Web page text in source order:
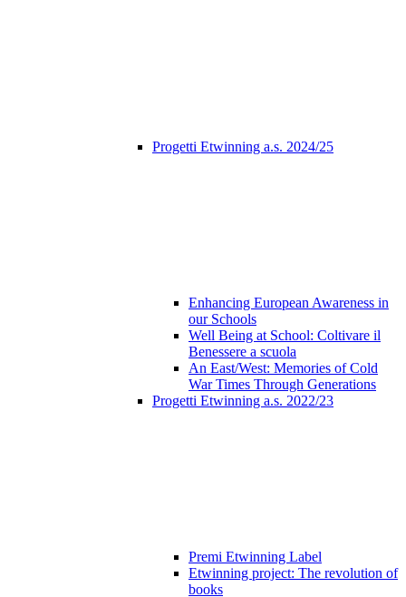
Progetti Etwinning a.s. 2024/25
Enhancing European Awareness in
our Schools
Well Being at School: Coltivare il
Benessere a scuola
An East/West: Memories of Cold
War Times Through Generations
Progetti Etwinning a.s. 2022/23
Premi Etwinning Label
Etwinning project: The revolution of
books